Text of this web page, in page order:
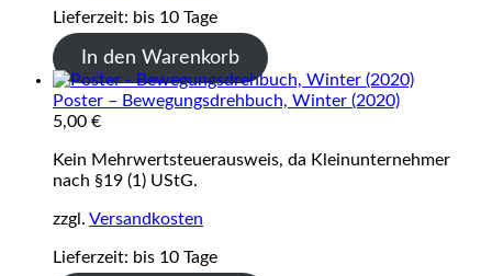
Lieferzeit: bis 10 Tage
In den Warenkorb
Poster – Bewegungsdrehbuch, Winter (2020)
5,00 €
Kein Mehrwertsteuerausweis, da Kleinunternehmer
nach §19 (1) UStG.
zzgl. Versandkosten
Lieferzeit: bis 10 Tage